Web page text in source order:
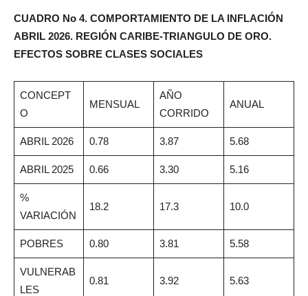
CUADRO No 4. COMPORTAMIENTO DE LA INFLACIÓN
ABRIL 2026. REGIÓN CARIBE-TRIANGULO DE ORO.
EFECTOS SOBRE CLASES SOCIALES
CONCEPT
O
MENSUAL
AÑO
CORRIDO
ANUAL
ABRIL 2026 0.78 3.87 5.68
ABRIL 2025 0.66 3.30 5.16
%
VARIACIÓN
18.2 17.3 10.0
POBRES 0.80 3.81 5.58
VULNERAB
LES
0.81 3.92 5.63